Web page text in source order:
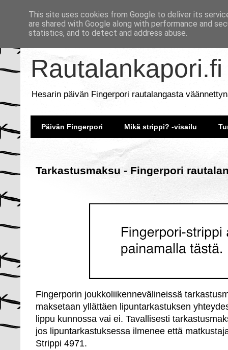
Rautalankapori.fi
Hesarin päivän Fingerpori rautalangasta
Päivän Fingerpori Mikä strippi? -visailu
Tarkastusmaksu - Fingerpori
Fingerporin joukkoliikennevälineissä
maksetaan yllättäen lipuntarkastuksen
lippu kunnossa vai ei. Tavallisesti
jos lipuntarkastuksessa ilmenee että
Strippi 4971.
This site uses cookies from Google to deliver its
are shared with Google along with performance and
statistics, and to detect and address abuse.